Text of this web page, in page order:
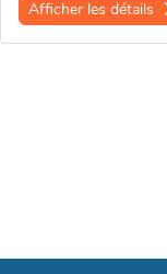
Afficher les détails